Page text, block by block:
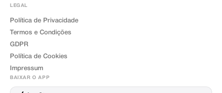
LEGAL
Política de Privacidade
Termos e Condições
GDPR
Política de Cookies
Impressum
BAIXAR O APP